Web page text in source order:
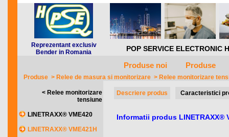
Reprezentant exclusiv
Bender in Romania
POP SERVICE
Produse noi Produse
Produse > Relee de masura si monitorizare > Relee monitorizare
< Relee monitorizare
tensiune
LINETRAXX® VME420
LINETRAXX® VME421H
Descriere produs Caracteristici
Informatii produs LINETRAXX®